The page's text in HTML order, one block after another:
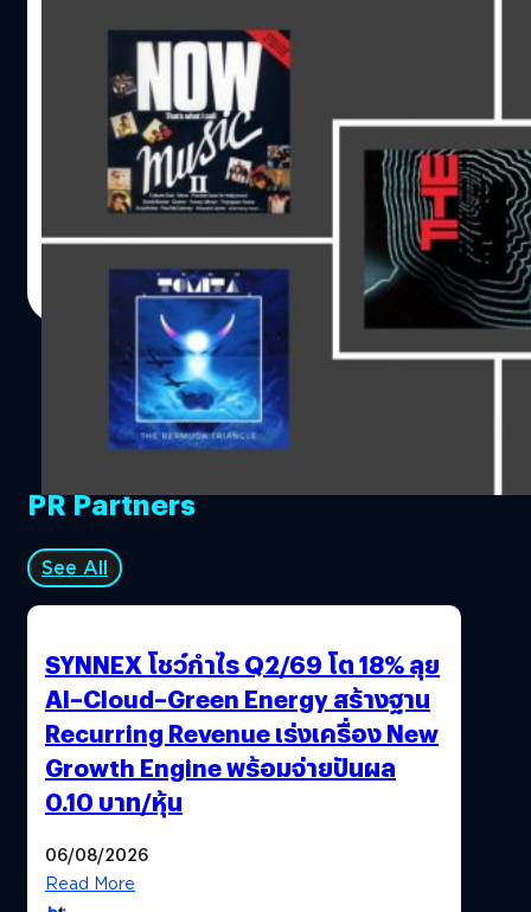
จะเลือกฟังอะไรดี ? บทเพลงแห่งยุคเอทตี้ในซี
รีย์เน็ตฟลิกซ์ “Black Mirror :
Bandersnatch”
จะเกิดอะไรขึ้นเมื่อการเลือกฟังเพลงจากเทปคาสเส็ทของ
Thompson Twins กับ Now 2 และการเลือกซื้อแผ่นไวนิล
อัลบั้ม Phaedra ของวง Tangerine Dream กับ The Bermuda
Triangle ของ อิซาโอะ โทมิตะ จะเปลี่ยนชีวิตคุณไปตลอดกาล
Black Mirror : Bandersnatch เป็นซีรีย์แนวลี้ลับ สยองขวัญ ที่
สะท้อนแง่มุมอันหลากหลายของสังคมร่วมสมัย บางครั้งก็มี
กลิ่นของไซไฟ บางครั้งมันก็พาเราย้อนกลับไปในอดีต แต่ไม่ว่า
มันจะกำลังเล่าเรื่องในช่วงเวลาไหน ยุคสมัยไหนก็ตาม มันได้
ทำให้เรารู้สึกขนลุก ตื่นตัว ครุ่นคิดและหันไปมองโลกใน
ปัจจุบันที่รายล้อมรอบตัวเราด้วยดวงตาที่ระแวดระวังมากยิ่ง
ขึ้น Bandersnatch เป็นหนังความยาว 90 นาทีในซีรีส์ Black
Mirror ที่เปิดโอกาสให้คนดูได้เลือกการกระทำของตัวละคร
เผชิญหน้ากับสถานการณ์นั้นๆ โดยคนที่เราทำหน้าที่ตัดสินใจ
เตฟาน (เฟียนน์ ไวต์เฮด) เด็กหนุ่มนักทำเกมในยุค 80 (โดยมีปี
1984 เป็นปีที่เรื่องราวในซีรีย์เกิดขึ้น) ที่กำลังจะสร้างเกมเกม
หนึ่งที่ผู้เล่นสามารถเลือกได้ว่าจะให้ตัวละครตัดสินใจทำ
อะไร(ซึ่งเป็นสิ่งเดียวกับที่ผู้ชมซีรีย์เรื่องนี้กำลังทำกับสเตฟาน)
อันได้รับแรงบันดาลใจมาจากหนังสือเล่มโปรดที่แม่ของเขาได้
ทิ้งเอาไว้ ซึ่งมีชื่อว่า…
PR Partners
See All
SYNNEX โชว์กำไร Q2/69 โต 18% ลุย
AI–Cloud–Green Energy สร้างฐาน
Recurring Revenue เร่งเครื่อง New
Growth Engine พร้อมจ่ายปันผล
0.10 บาท/หุ้น
06/08/2026
Read More